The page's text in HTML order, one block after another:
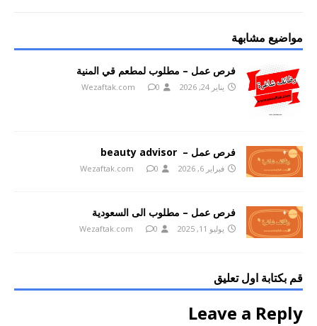
مواضيع مشابهة
فرص عمل – مطلوب لمطعم قي المنية
يناير 24, 2026 Wezaftak.com 0
فرص عمل – beauty advisor
فبراير 6, 2026 Wezaftak.com 0
فرص عمل – مطلوب الى السعودية
يوليو 11, 2025 Wezaftak.com 0
قم بكتابة اول تعليق
Leave a Reply